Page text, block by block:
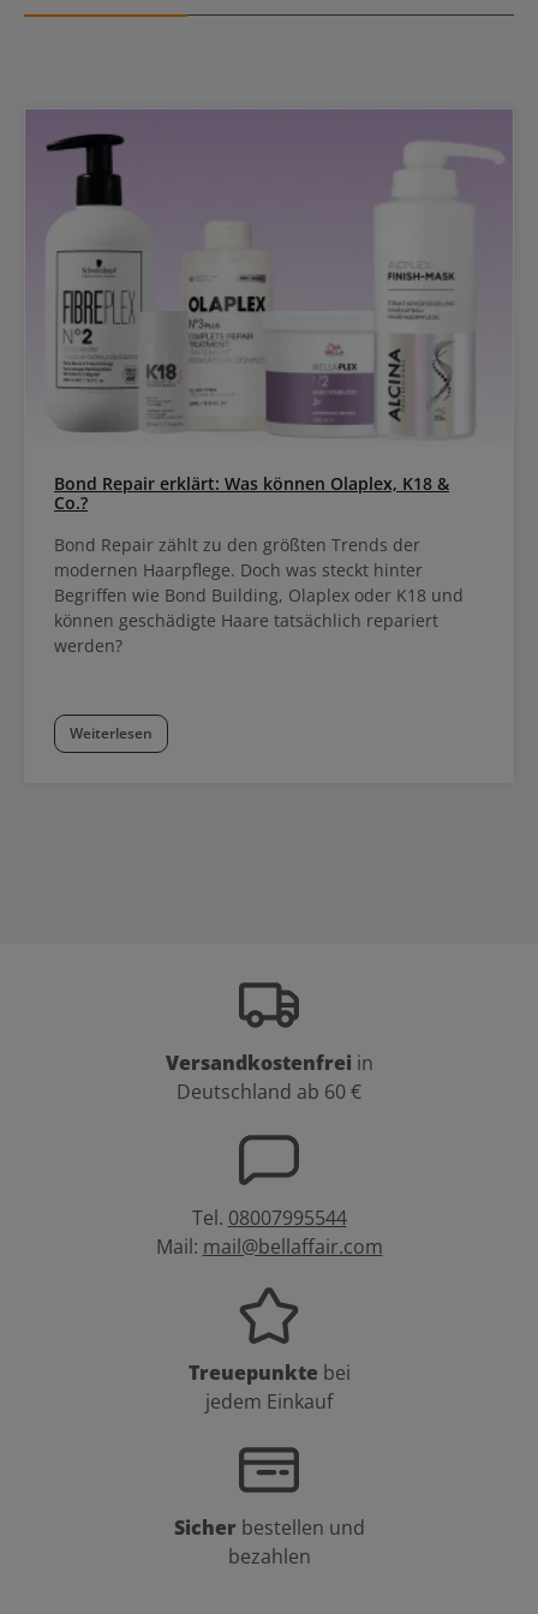
Bond Repair erklärt: Was können Olaplex, K18 &
Co.?
Bond Repair zählt zu den größten Trends der
modernen Haarpflege. Doch was steckt hinter
Begriffen wie Bond Building, Olaplex oder K18 und
können geschädigte Haare tatsächlich repariert
werden?
Weiterlesen
Versandkostenfrei in
Deutschland ab 60 €
Tel. 08007995544
Mail: mail@bellaffair.com
Treuepunkte bei
jedem Einkauf
Sicher bestellen und
bezahlen